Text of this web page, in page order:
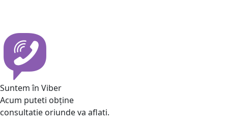
Suntem în Viber
Acum puteti obține
consultatie oriunde va aflati.